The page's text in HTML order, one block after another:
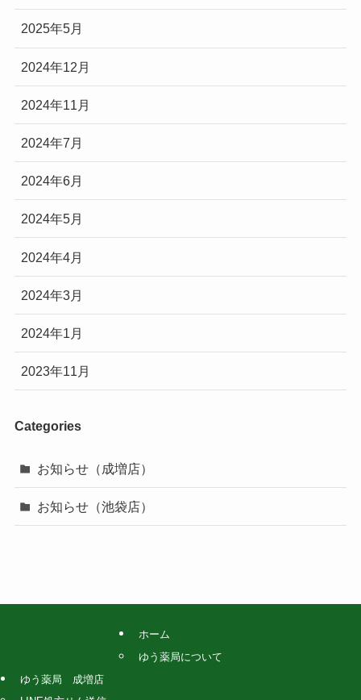
2025年5月
2024年12月
2024年11月
2024年7月
2024年6月
2024年5月
2024年4月
2024年3月
2024年1月
2023年11月
Categories
お知らせ（成増店）
お知らせ（池袋店）
ホーム
ゆう薬局について
ゆう薬局 成増店